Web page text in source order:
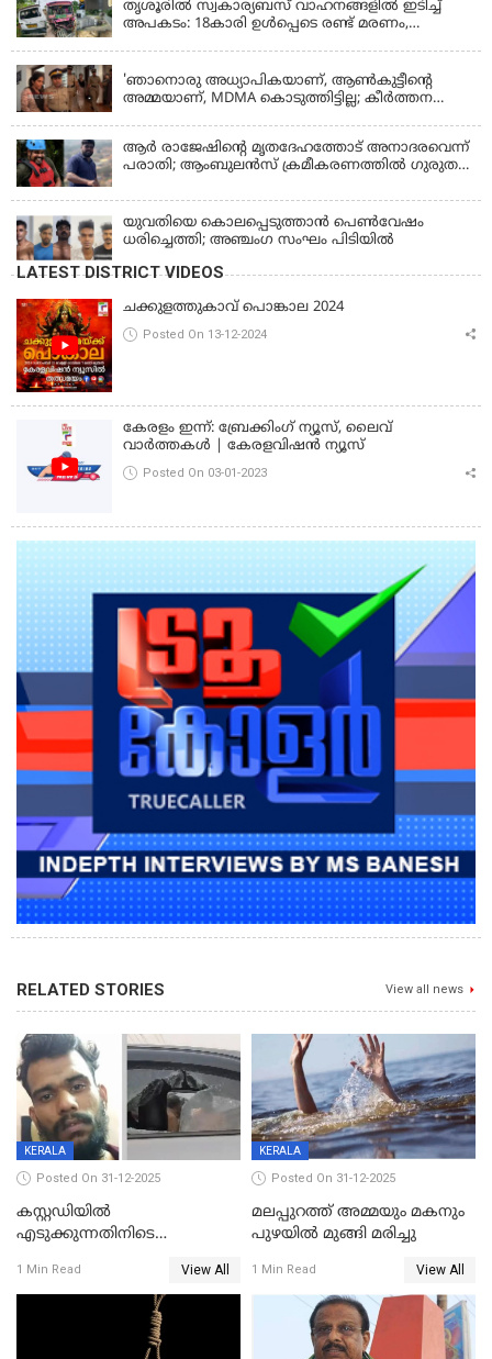
തൃശൂരിൽ സ്വകാര്യബസ് വാഹനങ്ങളില്‍ ഇടിച്ച്
അപകടം: 18കാരി ഉൾപ്പെടെ രണ്ട് മരണം,
'ഞാനൊരു അധ്യാപികയാണ്, ആണ്‍കുട്ടീന്റെ
അമ്മയാണ്‌, MDMA കൊടുത്തിട്ടില്ല; കീർത്തന
ആര്‍ രാജേഷിന്റെ മൃതദേഹത്തോട് അനാദരവെന്ന്
പരാതി; ആംബുലന്‍സ് ക്രമീകരണത്തില്‍ ഗുരുതര
ഫ്രീസര്‍ സംവിധാനം ഇല്ലാതെയെന്നും ആരോപണം
യുവതിയെ കൊലപ്പെടുത്താൻ പെൺവേഷം
ധരിച്ചെത്തി; അഞ്ചംഗ സംഘം പിടിയിൽ
LATEST DISTRICT VIDEOS
ചക്കുളത്തുകാവ് പൊങ്കാല 2024
Posted On 13-12-2024
കേരളം ഇന്ന്: ബ്രേക്കിംഗ് ന്യൂസ്, ലൈവ്
വാർത്തകൾ | കേരളവിഷൻ ന്യൂസ്
Posted On 03-01-2023
RELATED STORIES View all news
KERALA
Posted On 31-12-2025
കസ്റ്റഡിയിൽ
എടുക്കുന്നതിനിടെ
വധശ്രമക്കേസ് പ്രതി പിടിയിൽ
1 Min Read View All
KERALA
Posted On 31-12-2025
മലപ്പുറത്ത് അമ്മയും മകനും
പുഴയിൽ മുങ്ങി മരിച്ചു
1 Min Read View All